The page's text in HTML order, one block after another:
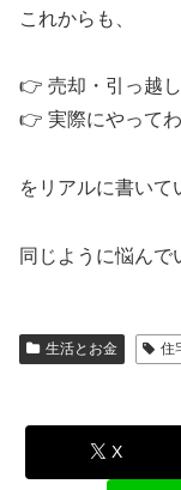
これからも、
👉 売却・引っ越
👉 実際にやって
をリアルに書いて
同じように悩んで
生活とお金 住
X